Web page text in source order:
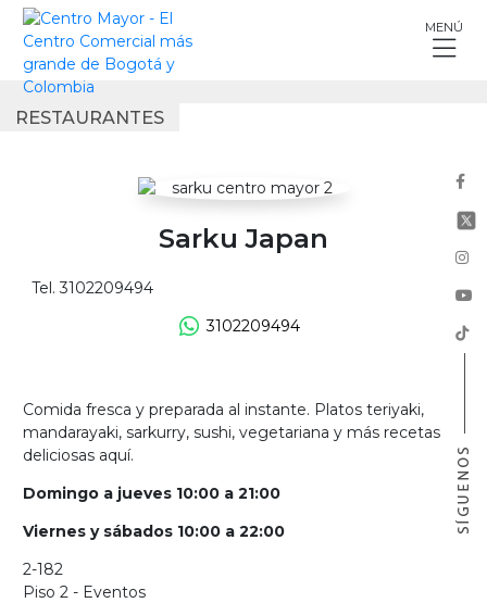
Skip
MENÚ
Comida fresca y preparada al instante. Platos teriyaki,
mandarayaki, sarkurry, sushi, vegetariana y más recetas
deliciosas aquí.
Domingo a jueves 10:00 a 21:00
Viernes y sábados 10:00 a 22:00
2-182
Piso 2 - Eventos
RESTAURANTES
Sarku Japan
Tel. 3102209494
3102209494